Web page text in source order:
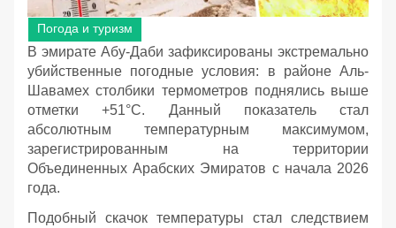
Погода и туризм
В эмирате Абу-Даби зафиксированы экстремально
убийственные погодные условия: в районе Аль-
Шавамех столбики термометров поднялись выше
отметки +51°C. Данный показатель стал
абсолютным температурным максимумом,
зарегистрированным на территории
Объединенных Арабских Эмиратов с начала 2026
года.
Подобный скачок температуры стал следствием